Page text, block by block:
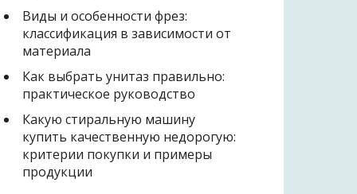
Виды и особенности фрез:
классификация в зависимости от
материала
Как выбрать унитаз правильно:
практическое руководство
Какую стиральную машину
купить качественную недорогую:
критерии покупки и примеры
продукции